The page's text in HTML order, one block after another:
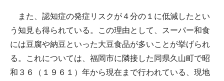
また、認知症の発症リスクが４分の１に低減したとい
う知見も得られている。この理由として、スーパー和食
には豆腐や納豆といった大豆食品が多いことが挙げられ
る。これについては、福岡市に隣接した同県久山町で昭
和３６（１９６１）年から現在まで行われている、現地